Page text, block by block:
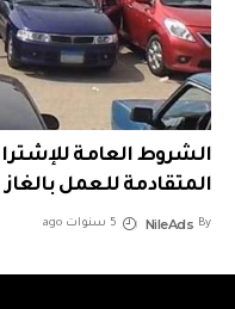
الشروط العامة
المتقادمة للعمل
By
NileAds 5 سنوات ago